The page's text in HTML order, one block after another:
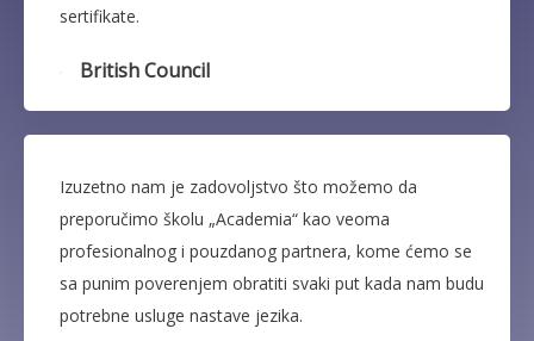
sertifikate.
British Council
Izuzetno nam je zadovoljstvo što možemo da
preporučimo školu „Academia“ kao veoma
profesionalnog i pouzdanog partnera, kome ćemo se
sa punim poverenjem obratiti svaki put kada nam budu
potrebne usluge nastave jezika.